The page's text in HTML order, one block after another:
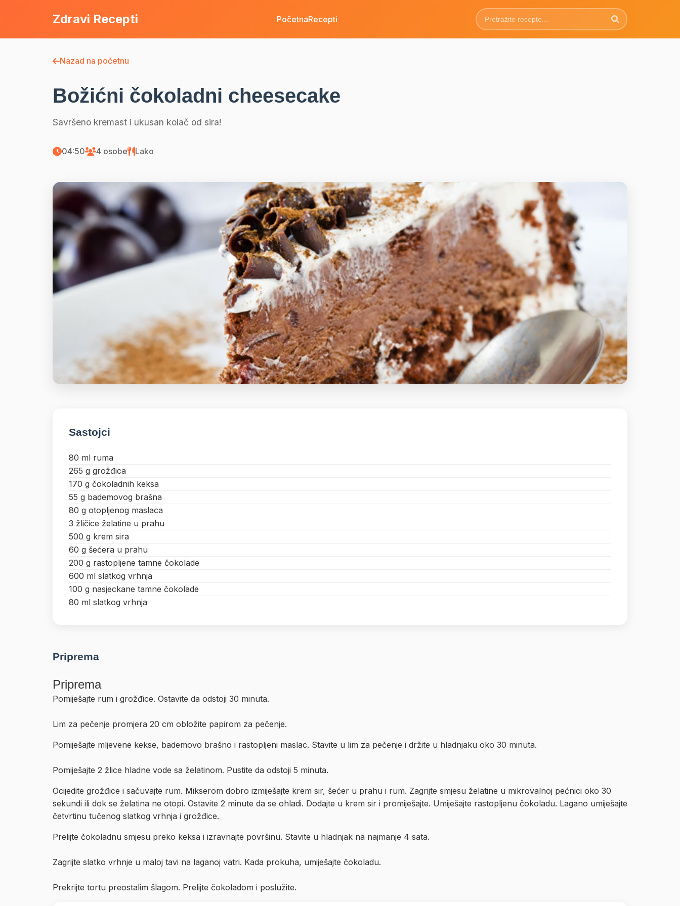
Zdravi Recepti PočetnaRecepti
Nazad na početnu
Božićni čokoladni cheesecake
Savršeno kremast i ukusan kolač od sira!
04:50 4 osobe Lako
Sastojci
80 ml ruma
265 g grožđica
170 g čokoladnih keksa
55 g bademovog brašna
80 g otopljenog maslaca
3 žličice želatine u prahu
500 g krem sira
60 g šećera u prahu
200 g rastopljene tamne čokolade
600 ml slatkog vrhnja
100 g nasjeckane tamne čokolade
80 ml slatkog vrhnja
Priprema
Priprema
Pomiješajte rum i grožđice. Ostavite da odstoji 30 minuta.
Lim za pečenje promjera 20 cm obložite papirom za pečenje.
Pomiješajte mljevene kekse, bademovo brašno i rastopljeni maslac. Stavite u lim za pečenje i držite u hladnjaku oko 30 minuta.
Pomiješajte 2 žlice hladne vode sa želatinom. Pustite da odstoji 5 minuta.
Ocijedite grožđice i sačuvajte rum. Mikserom dobro izmiješajte krem sir, šećer u prahu i rum. Zagrijte smjesu želatine u mikrovalnoj pećnici oko 30
sekundi ili dok se želatina ne otopi. Ostavite 2 minute da se ohladi. Dodajte u krem sir i promiješajte. Umiješajte rastopljenu čokoladu. Lagano umiješajte
četvrtinu tučenog slatkog vrhnja i grožđice.
Prelijte čokoladnu smjesu preko keksa i izravnajte površinu. Stavite u hladnjak na najmanje 4 sata.
Zagrijte slatko vrhnje u maloj tavi na laganoj vatri. Kada prokuha, umiješajte čokoladu.
Prekrijte tortu preostalim šlagom. Prelijte čokoladom i poslužite.